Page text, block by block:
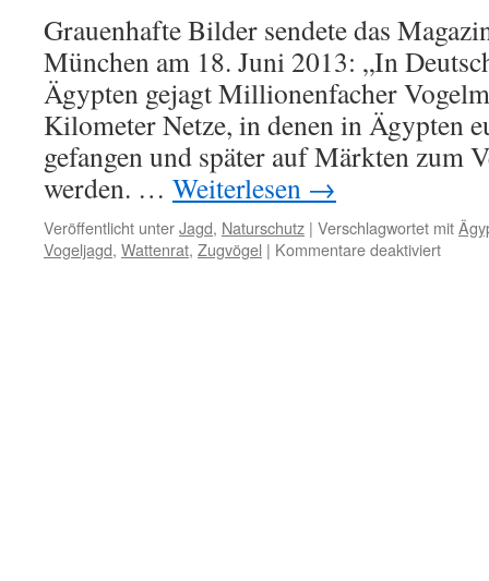
Grauenhafte Bilder sendete das
München am 18. Juni 2013: „In
Ägypten gejagt Millionenfacher
Kilometer Netze, in denen in Ägypten
gefangen und später auf Märkten zum
werden. … Weiterlesen →
Veröffentlicht unterJagd, Naturschutz | Verschlagwortet mit
Vogeljagd, Wattenrat, Zugvögel | Kommentare deaktiviertfür